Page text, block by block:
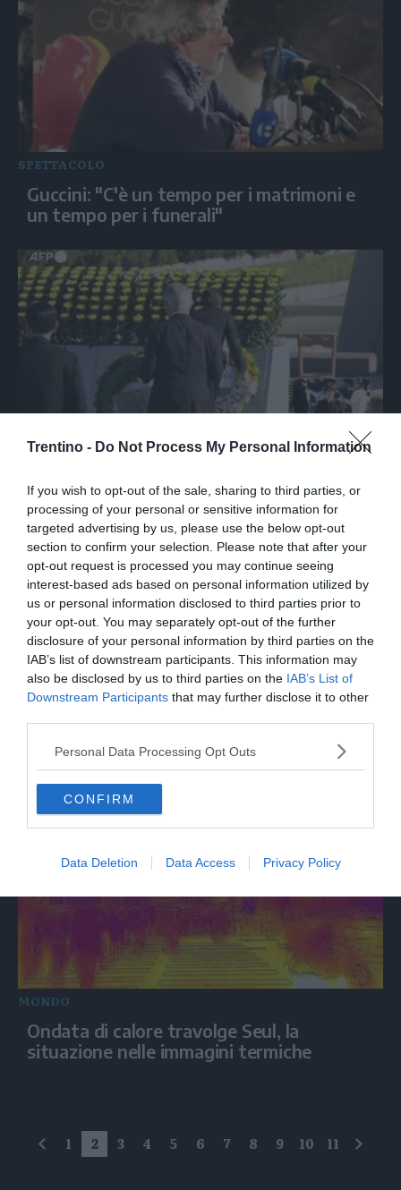
Trentino - Do Not Process My Personal Information
If you wish to opt-out of the sale, sharing to third parties, or
processing of your personal or sensitive information for
targeted advertising by us, please use the below opt-out
section to confirm your selection. Please note that after your
opt-out request is processed you may continue seeing
interest-based ads based on personal information utilized by
us or personal information disclosed to third parties prior to
your opt-out. You may separately opt-out of the further
disclosure of your personal information by third parties on the
IAB’s list of downstream participants. This information may
also be disclosed by us to third parties on the IAB’s List of
Downstream Participants that may further disclose it to other
Personal Data Processing Opt Outs
CONFIRM
Data Deletion Data Access Privacy Policy
SPETTACOLO
Guccini: "C'è un tempo per i matrimoni e
un tempo per i funerali"
Hiroshima ricorda la tragedia della bomba
SPETTACOLO
Ronchi: "Per me il cinema è stata una
passione, monografia dedicata è un bel
regalo"
MONDO
Ondata di calore travolge Seul, la
situazione nelle immagini termiche
precedente
1 2 3 4 5 6 7 8 9 10 11